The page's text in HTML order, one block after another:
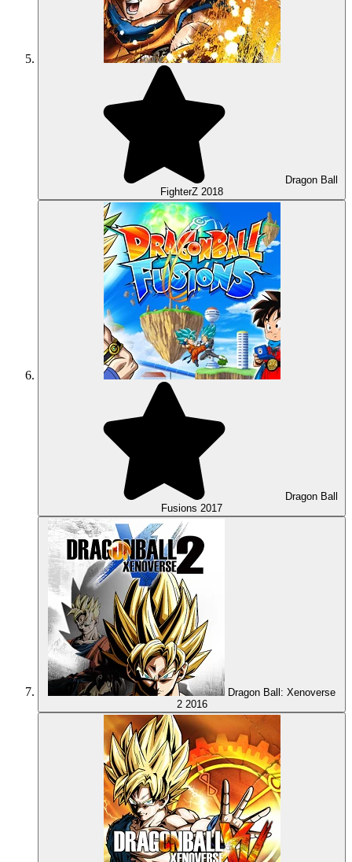
FighterZ 2018
Fusions 2017
Dragon Ball: Xenoverse
2 2016